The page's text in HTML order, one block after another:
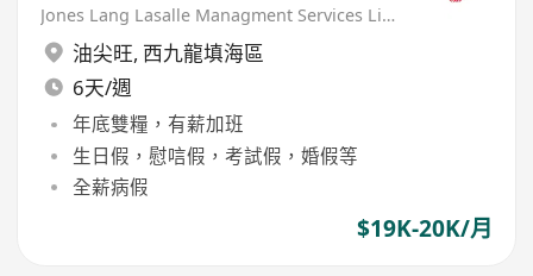
Jones Lang Lasalle Managment Services Limited
油尖旺, 西九龍填海區
6天/週
年底雙糧，有薪加班
生日假，慰唁假，考試假，婚假等
全薪病假
$19K-20K/月